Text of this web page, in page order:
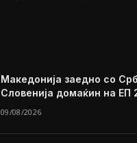
Македонија заедно со
Словенија домаќин на ЕП
09/08/2026